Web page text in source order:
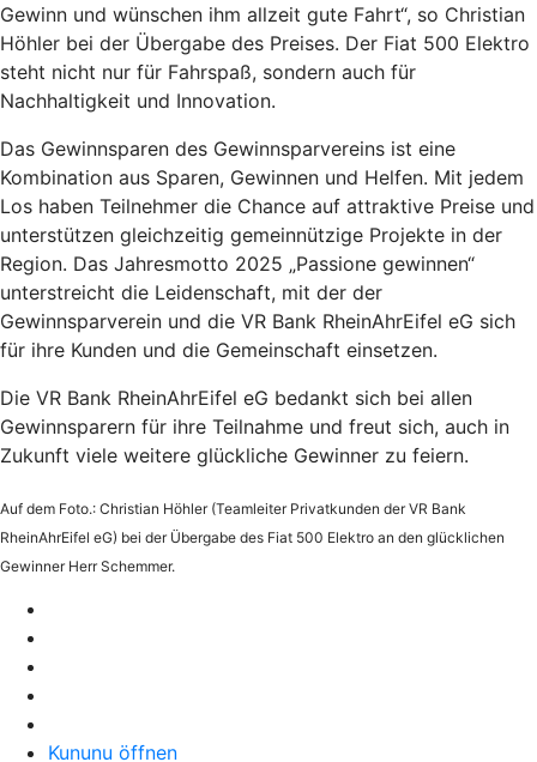
Gewinn und wünschen ihm allzeit gute Fahrt“, so Christian
Höhler bei der Übergabe des Preises. Der Fiat 500 Elektro
steht nicht nur für Fahrspaß, sondern auch für
Nachhaltigkeit und Innovation.
Das Gewinnsparen des Gewinnsparvereins ist eine
Kombination aus Sparen, Gewinnen und Helfen. Mit jedem
Los haben Teilnehmer die Chance auf attraktive Preise und
unterstützen gleichzeitig gemeinnützige Projekte in der
Region. Das Jahresmotto 2025 „Passione gewinnen“
unterstreicht die Leidenschaft, mit der der
Gewinnsparverein und die VR Bank RheinAhrEifel eG sich
für ihre Kunden und die Gemeinschaft einsetzen.
Die VR Bank RheinAhrEifel eG bedankt sich bei allen
Gewinnsparern für ihre Teilnahme und freut sich, auch in
Zukunft viele weitere glückliche Gewinner zu feiern.
Auf dem Foto.: Christian Höhler (Teamleiter Privatkunden der VR Bank
RheinAhrEifel eG) bei der Übergabe des Fiat 500 Elektro an den glücklichen
Gewinner Herr Schemmer.
Kununu öffnen